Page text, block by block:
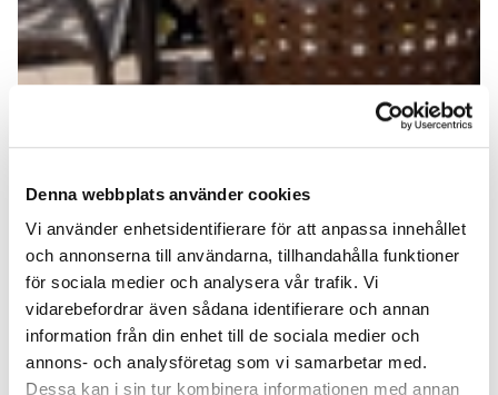
Denna webbplats använder cookies
Vi använder enhetsidentifierare för att anpassa innehållet
och annonserna till användarna, tillhandahålla funktioner
för sociala medier och analysera vår trafik. Vi
vidarebefordrar även sådana identifierare och annan
information från din enhet till de sociala medier och
annons- och analysföretag som vi samarbetar med.
Dessa kan i sin tur kombinera informationen med annan